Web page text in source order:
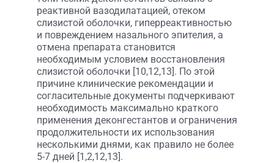
реактивной вазодилатацией, отеком
слизистой оболочки, гиперреактивностью
и повреждением назального эпителия, а
отмена препарата становится
необходимым условием восстановления
слизистой оболочки [10,12,13]. По этой
причине клинические рекомендации и
согласительные документы подчеркивают
необходимость максимально краткого
применения деконгестантов и ограничения
продолжительности их использования
несколькими днями, как правило не более
5-7 дней [1,2,12,13].